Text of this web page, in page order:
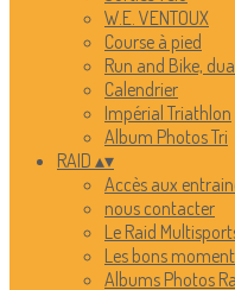
W.E. VENTOUX
Course à pied
Run and Bike,
Calendrier
Impérial Triathlon
Album Photos Tri
RAID ▴▾
Accès aux
nous contacter
Le Raid
Les bons
Albums Photos